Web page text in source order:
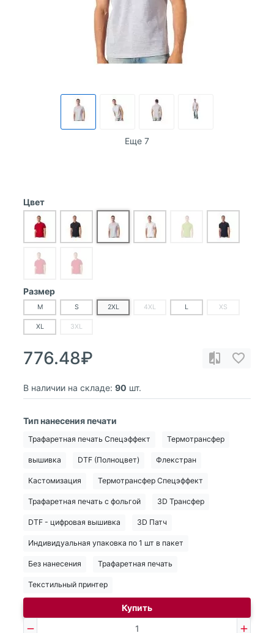
Еще 7
Цвет
Размер
M S 2XL 4XL L XS
XL 3XL
776.48₽
В наличии на складе: 90 шт.
Тип нанесения печати
Трафаретная печать Спецэффект Термотрансфер
вышивка DTF (Полноцвет) Флекстран
Кастомизация Термотрансфер Спецэффект
Трафаретная печать с фольгой 3D Трансфер
DTF - цифровая вышивка 3D Патч
Индивидуальная упаковка по 1 шт в пакет
Без нанесения Трафаретная печать
Текстильный принтер
Купить